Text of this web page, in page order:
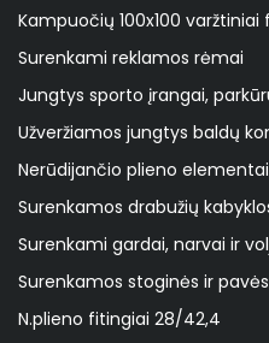
Kampuočių 100x100 varžtiniai
Surenkami reklamos rėmai
Jungtys sporto įrangai,
Užveržiamos jungtys baldų
Nerūdijančio plieno
Surenkamos drabužių
Surenkami gardai, narvai ir
Surenkamos stoginės ir
N.plieno fitingiai 28/42,4